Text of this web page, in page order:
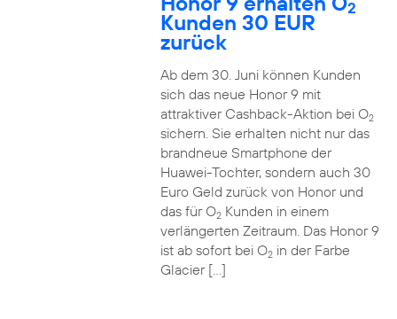
2
Kunden 30 EUR
zurück
Ab dem 30. Juni können Kunden
sich das neue Honor 9 mit
attraktiver Cashback-Aktion bei O2
sichern. Sie erhalten nicht nur das
brandneue Smartphone der
Huawei-Tochter, sondern auch 30
Euro Geld zurück von Honor und
das für O2Kunden in einem
verlängerten Zeitraum. Das Honor 9
ist ab sofort bei O2in der Farbe
Glacier […]